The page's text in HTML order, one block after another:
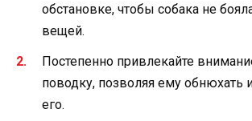
обстановке, чтобы собака не
вещей.
Постепенно привлекайте
поводку, позволяя ему обнюхать
его.